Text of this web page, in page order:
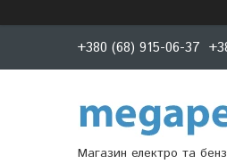
+380 (68) 915-06-37
Магазин електро та